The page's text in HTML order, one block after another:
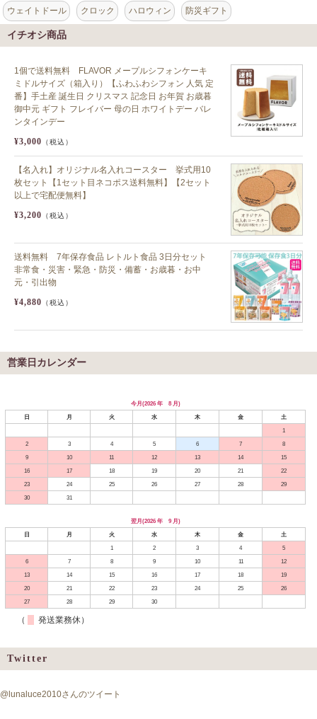
ウェイトドール クロック ハロウィン 防災ギフト
イチオシ商品
1個で送料無料 FLAVOR メープルシフォンケーキ
ミドルサイズ（箱入り）【ふわふわシフォン 人気 定
番】手土産 誕生日 クリスマス 記念日 お年賀 お歳暮
御中元 ギフト フレイバー 母の日 ホワイトデー バレ
ンタインデー
¥3,000 （税込）
【名入れ】オリジナル名入れコースター 挙式用10
枚セット【1セット目ネコポス送料無料】【2セット
以上で宅配便無料】
¥3,200 （税込）
送料無料 7年保存食品 レトルト食品 3日分セット
非常食・災害・緊急・防災・備蓄・お歳暮・お中
元・引出物
¥4,880 （税込）
営業日カレンダー
今月(2026 年 8 月)
日
月 火 水 木 金
土
1
2
3 4 5 6 7
8
9
10 11 12 13 14
15
16
17 18 19 20 21
22
23
24 25 26 27 28
29
30
31
翌月(2026 年 9 月)
日
月 火 水 木 金
土
1
2 3 4
5
6
7 8 9 10 11
12
13
14 15 16 17 18
19
20
21 22 23 24 25
26
27
28 29 30
（ 発送業務休）
Twitter
@lunaluce2010さんのツイート